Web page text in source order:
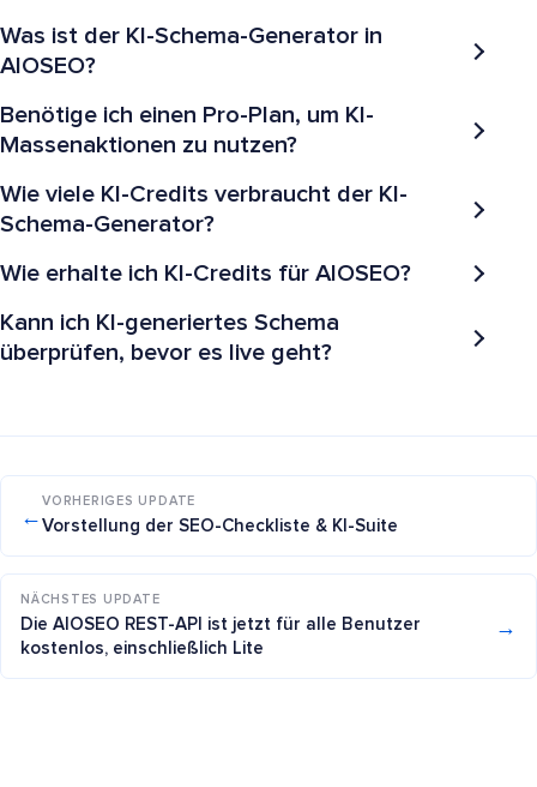
Was ist der KI-Schema-Generator in
AIOSEO?
Benötige ich einen Pro-Plan, um KI-
Massenaktionen zu nutzen?
Wie viele KI-Credits verbraucht der KI-
Schema-Generator?
Wie erhalte ich KI-Credits für AIOSEO?
Kann ich KI-generiertes Schema
überprüfen, bevor es live geht?
←
VORHERIGES UPDATE
Vorstellung der SEO-Checkliste & KI-Suite
NÄCHSTES UPDATE
Die AIOSEO REST-API ist jetzt für alle Benutzer
kostenlos, einschließlich Lite
→